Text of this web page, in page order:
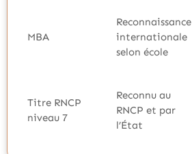
MBA
Reconnaissance
internationale
selon école
Titre RNCP
niveau 7
Reconnu au
RNCP et par
l’État